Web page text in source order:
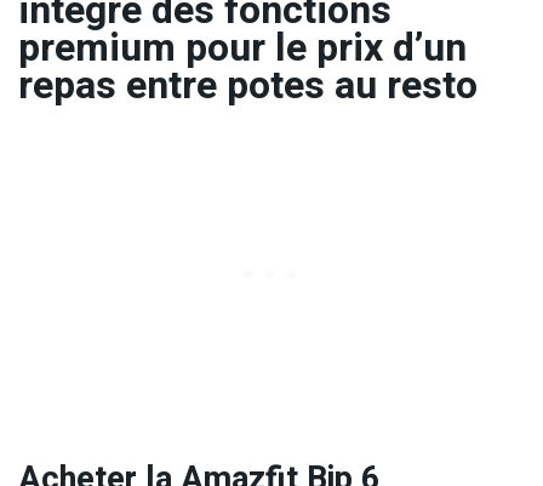
premium pour le prix d’un
repas entre potes au resto